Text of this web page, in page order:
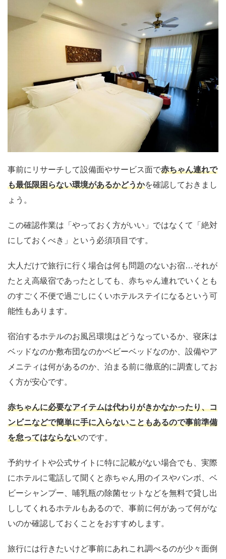
事前にリサーチして設備面やサービス面で赤ちゃん連れで
も最低限困らない環境があるかどうかを確認しておきまし
ょう。
この確認作業は「やっておく方がいい」ではなくて「絶対
にしておくべき」という必須項目です。
大人だけで旅行に行く場合は何も問題のないお宿…それが
たとえ高級宿であったとしても、赤ちゃん連れでいくとも
のすごく不便で過ごしにくいホテルステイになるという可
能性もあります。
宿泊するホテルのお風呂環境はどうなっているか、寝床は
ベッドなのか敷布団なのかベビーベッドなのか、設備やア
メニティは何があるのか、泊まる前に徹底的に調査してお
く方が安心です。
赤ちゃんに必要なアイテムは代わりがきかなかったり、コ
ンビニなどで簡単に手に入らないこともあるので事前準備
を怠ってはならないのです。
予約サイトや公式サイトに特に記載がない場合でも、実際
にホテルに電話して聞くと赤ちゃん用のイスやバンボ、ベ
ビーシャンプー、哺乳瓶の除菌セットなどを無料で貸し出
ししてくれるホテルもあるので、事前に何があって何がな
いのか確認しておくことをおすすめします。
旅行には行きたいけど事前にあれこれ調べるのが少々面倒